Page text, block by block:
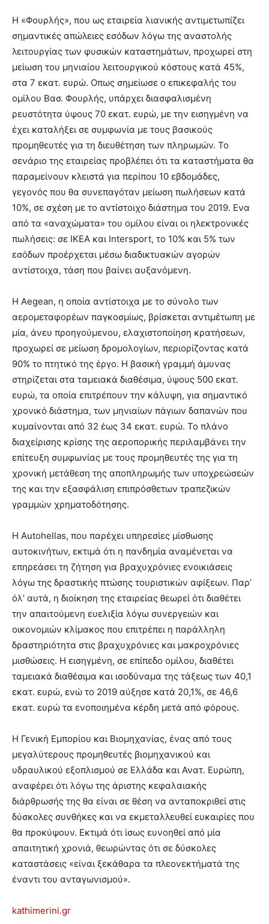
Η «Φουρλής», που ως εταιρεία λιανικής αντιμετωπίζει
σημαντικές απώλειες εσόδων λόγω της αναστολής
λειτουργίας των φυσικών καταστημάτων, προχωρεί στη
μείωση του μηνιαίου λειτουργικού κόστους κατά 45%,
στα 7 εκατ. ευρώ. Οπως σημείωσε ο επικεφαλής του
ομίλου Βασ. Φουρλής, υπάρχει διασφαλισμένη
ρευστότητα ύψους 70 εκατ. ευρώ, με την εισηγμένη να
έχει καταλήξει σε συμφωνία με τους βασικούς
προμηθευτές για τη διευθέτηση των πληρωμών. Το
σενάριο της εταιρείας προβλέπει ότι τα καταστήματα θα
παραμείνουν κλειστά για περίπου 10 εβδομάδες,
γεγονός που θα συνεπαγόταν μείωση πωλήσεων κατά
10%, σε σχέση με το αντίστοιχο διάστημα του 2019. Ενα
από τα «αναχώματα» του ομίλου είναι οι ηλεκτρονικές
πωλήσεις: σε ΙΚΕΑ και Intersport, το 10% και 5% των
εσόδων προέρχεται μέσω διαδικτυακών αγορών
αντίστοιχα, τάση που βαίνει αυξανόμενη.
Η Aegean, η οποία αντίστοιχα με το σύνολο των
αερομεταφορέων παγκοσμίως, βρίσκεται αντιμέτωπη με
μία, άνευ προηγούμενου, ελαχιστοποίηση κρατήσεων,
προχωρεί σε μείωση δρομολογίων, περιορίζοντας κατά
90% το πτητικό της έργο. Η βασική γραμμή άμυνας
στηρίζεται στα ταμειακά διαθέσιμα, ύψους 500 εκατ.
ευρώ, τα οποία επιτρέπουν την κάλυψη, για σημαντικό
χρονικό διάστημα, των μηνιαίων πάγιων δαπανών που
κυμαίνονται από 32 έως 34 εκατ. ευρώ. Το πλάνο
διαχείρισης κρίσης της αεροπορικής περιλαμβάνει την
επίτευξη συμφωνίας με τους προμηθευτές της για τη
χρονική μετάθεση της αποπληρωμής των υποχρεώσεών
της και την εξασφάλιση επιπρόσθετων τραπεζικών
γραμμών χρηματοδότησης.
H Autohellas, που παρέχει υπηρεσίες μίσθωσης
αυτοκινήτων, εκτιμά ότι η πανδημία αναμένεται να
επηρεάσει τη ζήτηση για βραχυχρόνιες ενοικιάσεις
λόγω της δραστικής πτώσης τουριστικών αφίξεων. Παρ’
όλ’ αυτά, η διοίκηση της εταιρείας θεωρεί ότι διαθέτει
την απαιτούμενη ευελιξία λόγω συνεργειών και
οικονομιών κλίμακος που επιτρέπει η παράλληλη
δραστηριότητα στις βραχυχρόνιες και μακροχρόνιες
μισθώσεις. Η εισηγμένη, σε επίπεδο ομίλου, διαθέτει
ταμειακά διαθέσιμα και ισοδύναμα της τάξεως των 40,1
εκατ. ευρώ, ενώ το 2019 αύξησε κατά 20,1%, σε 46,6
εκατ. ευρώ τα ενοποιημένα κέρδη μετά από φόρους.
Η Γενική Εμπορίου και Βιομηχανίας, ένας από τους
μεγαλύτερους προμηθευτές βιομηχανικού και
υδραυλικού εξοπλισμού σε Ελλάδα και Ανατ. Ευρώπη,
αναφέρει ότι λόγω της άριστης κεφαλαιακής
διάρθρωσής της θα είναι σε θέση να ανταποκριθεί στις
δύσκολες συνθήκες και να εκμεταλλευθεί ευκαιρίες που
θα προκύψουν. Εκτιμά ότι ίσως ευνοηθεί από μία
απαιτητική χρονιά, θεωρώντας ότι σε δύσκολες
καταστάσεις «είναι ξεκάθαρα τα πλεονεκτήματά της
έναντι του ανταγωνισμού».
kathimerini.gr